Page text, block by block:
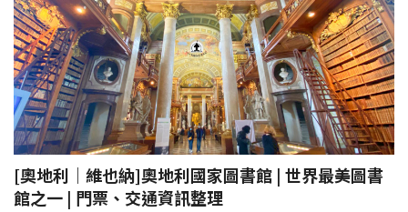
[奧地利｜維也納]奧地利國家圖書館 | 世界最美圖書
館之一 | 門票、交通資訊整理